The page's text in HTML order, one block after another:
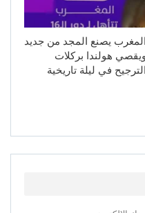
المغرب يصنع المجد من جديد
ويقصي هولندا بركلات
الترجيح في ليلة تاريخية